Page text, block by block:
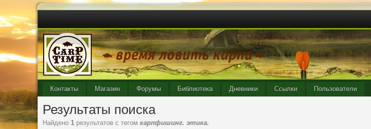
Контакты Магазин Форумы Библиотека Дневники Ссылки Пользователи
Результаты поиска
Найдено 1 результатов с тегомкарпфишинг. этика.